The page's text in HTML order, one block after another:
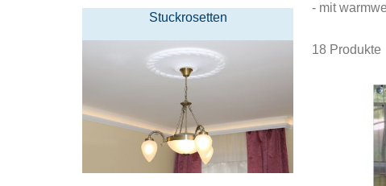
- mit
18 Produkte
Stuckrosetten